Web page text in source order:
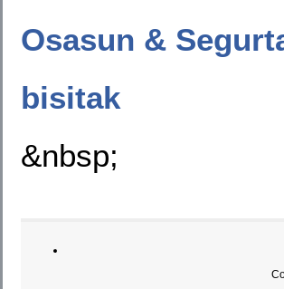
Osasun &
bisitak
&nbsp;